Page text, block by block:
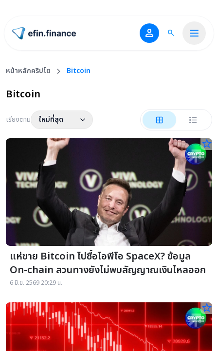
ไปหน้าแรก person search
หน้าหลักคริปโต Bitcoin
Bitcoin
เรียงตาม ใหม่ที่สุด
star_border
แห่ขาย Bitcoin ไปซื้อไอพีโอ SpaceX? ข้อมูล
On-chain สวนทางยังไม่พบสัญญาณเงินไหลออก
6 มิ.ย. 2569 20:29 น.
star_border